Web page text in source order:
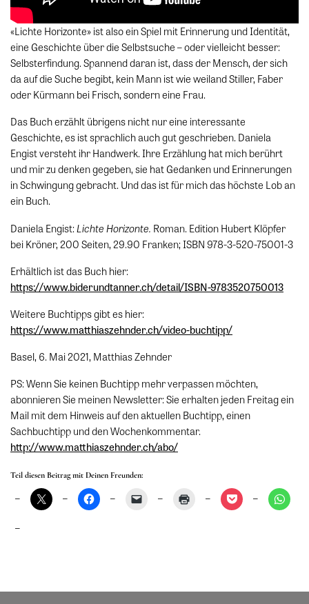
«Lichte Horizonte» ist also ein Spiel mit Erinnerung und Identität,
eine Geschichte über die Selbstsuche – oder vielleicht besser:
Selbsterfindung. Spannend daran ist, dass der Mensch, der sich
da auf die Suche begibt, kein Mann ist wie weiland Stiller, Faber
oder Kürmann bei Frisch, sondern eine Frau.
Das Buch erzählt übrigens nicht nur eine interessante
Geschichte, es ist sprachlich auch gut geschrieben. Daniela
Engist versteht ihr Handwerk. Ihre Erzählung hat mich berührt
und mir zu denken gegeben, sie hat Gedanken und Erinnerungen
in Schwingung gebracht. Und das ist für mich das höchste Lob an
ein Buch.
Daniela Engist:Lichte Horizonte. Roman. Edition Hubert Klöpfer
bei Kröner, 200 Seiten, 29.90 Franken; ISBN 978-3-520-75001-3
Erhältlich ist das Buch hier:
https://www.biderundtanner.ch/detail/ISBN-9783520750013
Weitere Buchtipps gibt es hier:
https://www.matthiaszehnder.ch/video-buchtipp/
Basel, 6. Mai 2021, Matthias Zehnder
PS: Wenn Sie keinen Buchtipp mehr verpassen möchten,
abonnieren Sie meinen Newsletter: Sie erhalten jeden Freitag ein
Mail mit dem Hinweis auf den aktuellen Buchtipp, einen
Sachbuchtipp und den Wochenkommentar.
http://www.matthiaszehnder.ch/abo/
Teil diesen Beitrag mit Deinen Freunden: